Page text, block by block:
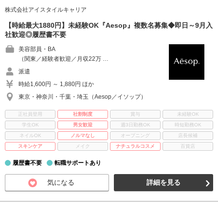
株式会社アイスタイルキャリア
【時給最大1880円】未経験OK『Aesop』複数名募集◆即日～9月入
社歓迎◎履歴書不要
美容部員・BA
（関東／経験者歓迎／月収22万 …
派遣
時給1,600円 ～ 1,880円 ほか
東京・神奈川・千葉・埼玉（Aesop／イソップ）
正社員登用 社割制度 賞与
未経験OK
学生OK
男女歓迎 週3日勤務OK
時短勤務OK
ネイルOK
ノルマなし オープニング
店長候補
スキンケア
メイク ナチュラルコスメ 百貨店
履歴書不要 転職サポートあり
気になる 詳細を見る